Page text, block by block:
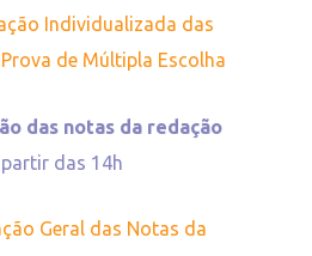
Individualizada das
de Múltipla Escolha
das notas da redação
das 14h
Geral das Notas da